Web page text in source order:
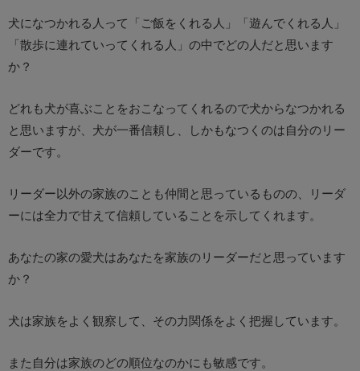
犬になつかれる人って「ご飯をくれる人」「遊んでくれる人」
「散歩に連れていってくれる人」の中でどの人だと思います
か？
どれも犬が喜ぶことをおこなってくれるので犬からなつかれる
と思いますが、犬が一番信頼し、しかもなつくのは自分のリー
ダーです。
リーダー以外の家族のことも仲間と思っているものの、リーダ
ーには全力で甘えて信頼していることを示してくれます。
あなたの家の愛犬はあなたを家族のリーダーだと思っています
か？
犬は家族をよく観察して、その力関係をよく把握しています。
また自分は家族のどの順位なのかにも敏感です。